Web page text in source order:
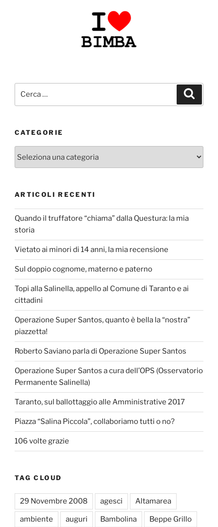
CATEGORIE
ARTICOLI RECENTI
Quando il truffatore “chiama” dalla Questura: la mia
storia
Vietato ai minori di 14 anni, la mia recensione
Sul doppio cognome, materno e paterno
Topi alla Salinella, appello al Comune di Taranto e ai
cittadini
Operazione Super Santos, quanto è bella la “nostra”
piazzetta!
Roberto Saviano parla di Operazione Super Santos
Operazione Super Santos a cura dell’OPS (Osservatorio
Permanente Salinella)
Taranto, sul ballottaggio alle Amministrative 2017
Piazza “Salina Piccola”, collaboriamo tutti o no?
106 volte grazie
TAG CLOUD
29 Novembre 2008 agesci Altamarea
ambiente auguri Bambolina Beppe Grillo